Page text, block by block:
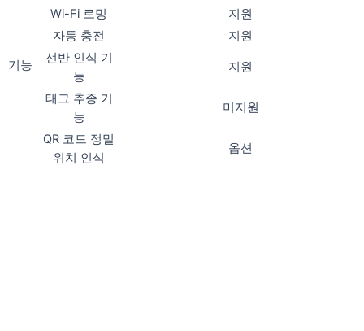
기능
Wi-Fi 로밍
지원
자동 충전
지원
선반 인식 기
능
지원
태그 추종 기
능
미지원
QR 코드 정밀
위치 인식
옵션